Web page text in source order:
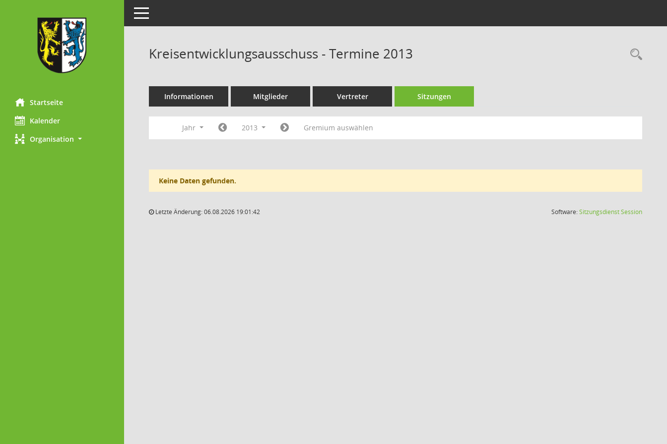
Startseite
Kalender
Organisation
Toggle navigation
Kreisentwicklungsausschuss - Termine 2013
Informationen Mitglieder Vertreter Sitzungen
Jahr 2013 Gremium auswählen
Keine Daten gefunden.
Letzte Änderung: 06.08.2026 19:01:42 Software:SitzungsdienstSession(Wird in